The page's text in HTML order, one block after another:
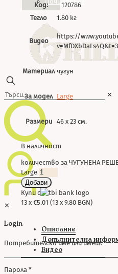
✕
✕
Login
Потребителско име или имейл*
Парола *
Код:
120786
Тегло
1.80 кг
Видео
https://
Материал чугун
За модел Large
Размери 46 х 23 см.
В наличност
количество за ЧУГУНЕНА
Large
Добави
Купи с
13 x €5.01 (13 x 9.80 BGN)
Описание
Допълнителна
Видео